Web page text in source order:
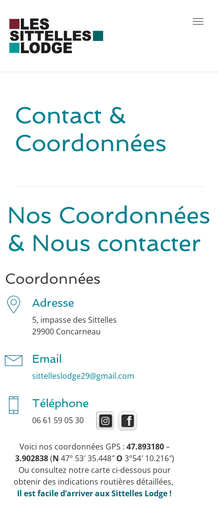
Contact &
Coordonnées
Nos Coordonnées
& Nous contacter
Coordonnées
Adresse
5, impasse des Sittelles
29900 Concarneau
Email
sittelleslodge29@gmail.com
Téléphone
06 61 59 05 30
Voici nos coordonnées GPS : 47.893180–
3.902838(N 47° 53′ 35.448″O 3°54′ 10.216″)
Ou consultez notre carte ci-dessous pour
obtenir des indications routières détaillées,
Il est facile d’arriver aux Sittelles Lodge !